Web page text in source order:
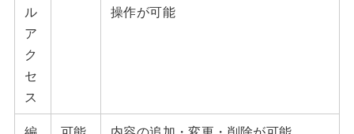
ル
ア
ク
セ
ス
操作が可能